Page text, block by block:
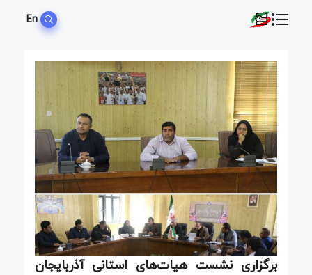
En
برگزاری نشست هیات‌های استانی آذربایجان